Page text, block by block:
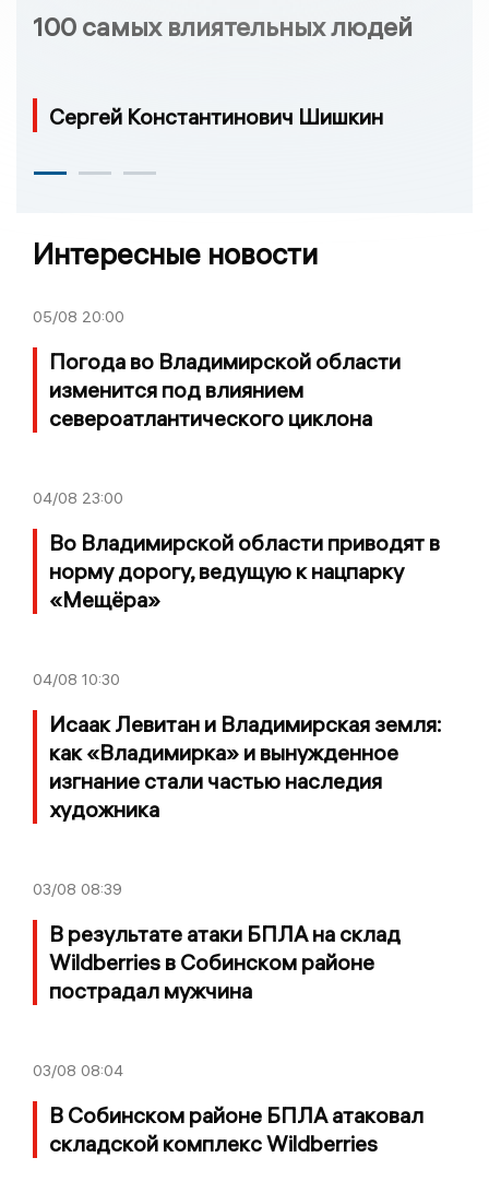
100 самых влиятельных людей
Сергей Константинович Шишкин
Интересные новости
05/08 20:00
Погода во Владимирской области
изменится под влиянием
североатлантического циклона
04/08 23:00
Во Владимирской области приводят в
норму дорогу, ведущую к нацпарку
«Мещёра»
04/08 10:30
Исаак Левитан и Владимирская земля:
как «Владимирка» и вынужденное
изгнание стали частью наследия
художника
03/08 08:39
В результате атаки БПЛА на склад
Wildberries в Собинском районе
пострадал мужчина
03/08 08:04
В Собинском районе БПЛА атаковал
складской комплекс Wildberries